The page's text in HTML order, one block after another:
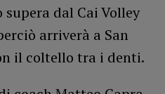
dal Cai Volley
arriverà a San
il coltello tra i denti.